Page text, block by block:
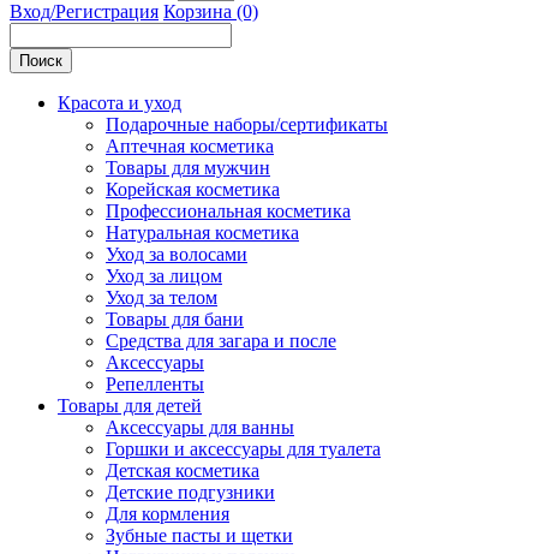
Вход/Регистрация Корзина (0)
Поиск
Красота и уход
Подарочные наборы/сертификаты
Аптечная косметика
Товары для мужчин
Корейская косметика
Профессиональная косметика
Натуральная косметика
Уход за волосами
Уход за лицом
Уход за телом
Товары для бани
Средства для загара и после
Аксессуары
Репелленты
Товары для детей
Аксессуары для ванны
Горшки и аксессуары для туалета
Детская косметика
Детские подгузники
Для кормления
Зубные пасты и щетки